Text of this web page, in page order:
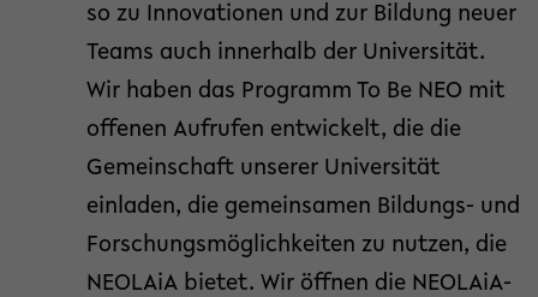
so zu Innovationen und zur Bildung neuer
Teams auch innerhalb der Universität.
Wir haben das Programm To Be NEO mit
offenen Aufrufen entwickelt, die die
Gemeinschaft unserer Universität
einladen, die gemeinsamen Bildungs- und
Forschungsmöglichkeiten zu nutzen, die
NEOLAiA bietet. Wir öffnen die NEOLAiA-